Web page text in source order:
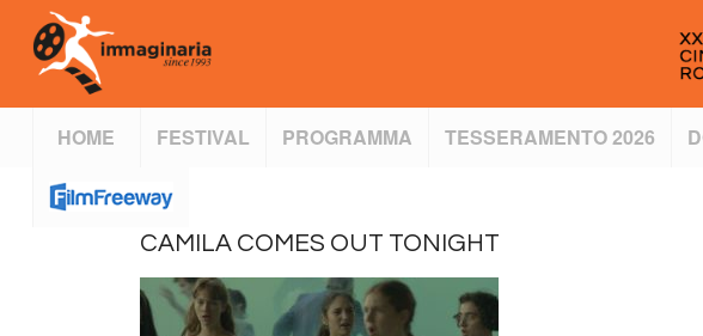
HOME FESTIVAL PROGRAMMA TESSERAMENTO 2026
CAMILA COMES OUT TONIGHT